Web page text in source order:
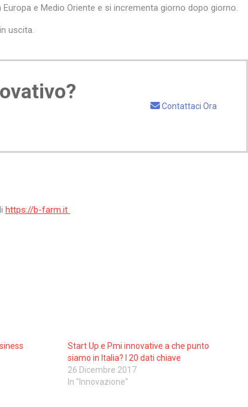
e Medio Oriente e si incrementa giorno dopo giorno.
uscita.
Contattaci Ora
https://b-farm.it
Start Up e Pmi innovative a che punto
siamo in Italia? I 20 dati chiave
26 Dicembre 2017
In "Innovazione"